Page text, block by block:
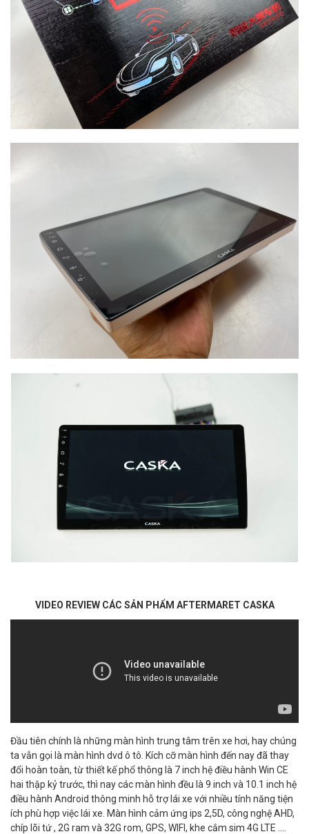
VIDEO REVIEW CÁC SẢN PHẨM AFTERMARET CASKA
Đầu tiên chính là những màn hình trung tâm trên xe hơi, hay chúng
ta vẫn gọi là màn hình dvd ô tô. Kích cỡ màn hình đến nay đã thay
đổi hoàn toàn, từ thiết kế phổ thông là 7 inch hệ điều hành Win CE
hai thập kỷ trước, thì nay các màn hình đều là 9 inch và 10.1 inch hệ
điều hành Android thông minh hỗ trợ lái xe với nhiều tính năng tiện
ích phù hợp việc lái xe. Màn hình cảm ứng ips 2,5D, công nghệ AHD,
chíp lõi tứ , 2G ram và 32G rom, GPS, WIFI, khe cắm sim 4G LTE ....